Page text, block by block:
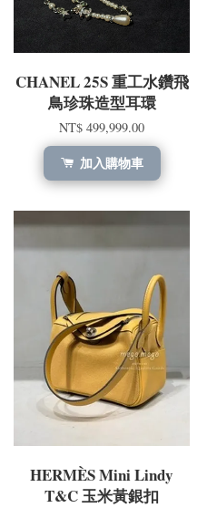
CHANEL 25S 重工水鑽飛
鳥珍珠造型耳環
NT$ 499,999.00
加入購物車
HERMÈS Mini Lindy
T&C 玉米黃銀扣